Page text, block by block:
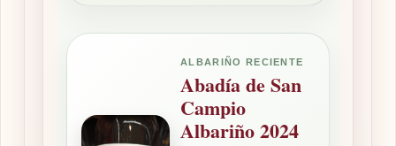
ALBARIÑO RECIENTE
Abadía de San
Campio
Albariño 2024